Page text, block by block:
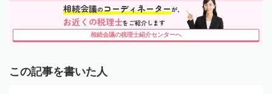
相続会議の コーディネーター が、
お近くの税理士をご紹介します
相続会議の税理士紹介センターへ
この記事を書いた人